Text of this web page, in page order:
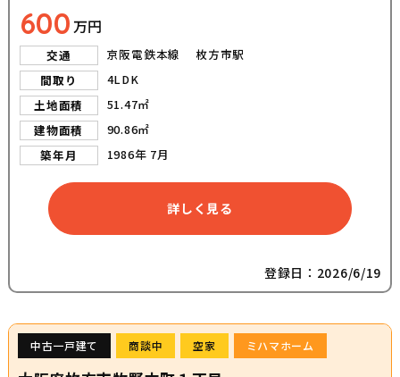
600 万円
交通
京阪電鉄本線 枚方市駅
間取り
4LDK
土地面積
51.47㎡
建物面積
90.86㎡
築年月
1986年 7月
詳しく見る
登録日：2026/6/19
中古一戸建て 商談中 空家 ミハマホーム